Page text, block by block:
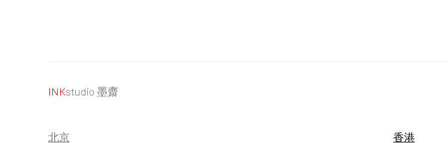
INKstudio 墨齋
北京
香港